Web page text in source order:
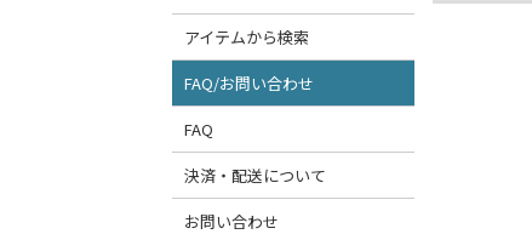
アイテムから検索
FAQ/お問い合わせ
FAQ
決済・配送について
お問い合わせ